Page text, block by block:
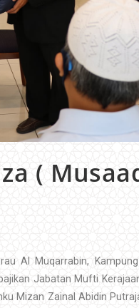
(
Al Muqarrabin,
Jabatan Mufti
Mizan Zainal Abidin